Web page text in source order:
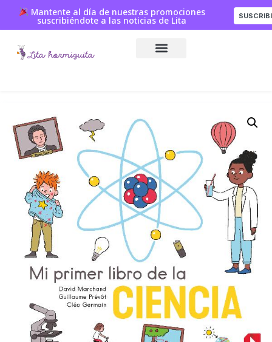
Mantente al día de nuestras promociones
suscribiéndote a las noticias de Lita